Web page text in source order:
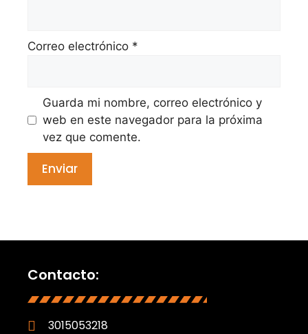
Correo electrónico *
Guarda mi nombre, correo electrónico y
web en este navegador para la próxima
vez que comente.
Contacto:
3015053218